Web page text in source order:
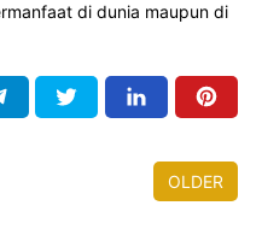
di dunia maupun di
OLDER